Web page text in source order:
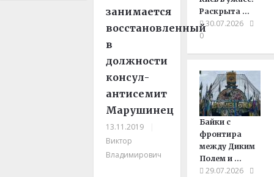
занимается
восстановленный
в
должности
консул-
антисемит
Марушинец
13.11.2019
Виктор
Владимирович
Раскрыта …
30.07.2026
0
Байки с
фронтира
между Диким
Полем и …
29.07.2026